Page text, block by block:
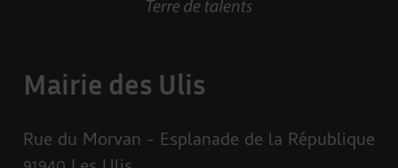
Mairie des Ulis
Rue du Morvan - Esplanade de la République